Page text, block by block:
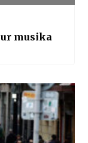
musika